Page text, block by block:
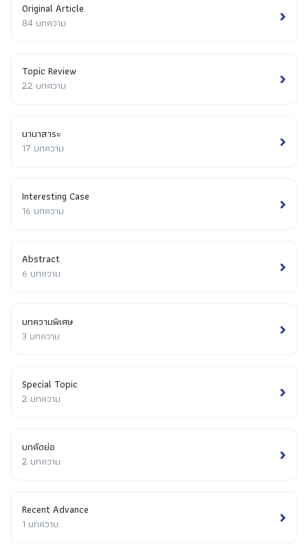
Original Article
84 บทความ
Topic Review
22 บทความ
นานาสาระ
17 บทความ
Interesting Case
16 บทความ
Abstract
6 บทความ
บทความพิเศษ
3 บทความ
Special Topic
2 บทความ
บทคัดย่อ
2 บทความ
Recent Advance
1 บทความ